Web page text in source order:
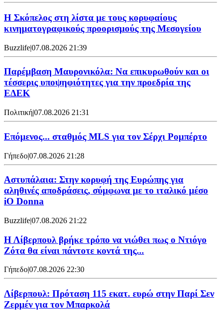
Η Σκόπελος στη λίστα με τους κορυφαίους
κινηματογραφικούς προορισμούς της Μεσογείου
Buzzlife|07.08.2026 21:39
Παρέμβαση Μαυρονικόλα: Να επικυρωθούν και οι
τέσσερις υποψηφιότητες για την προεδρία της
ΕΔΕΚ
Πολιτική|07.08.2026 21:31
Επόμενος... σταθμός MLS για τον Σέρχι Ρομπέρτο
Γήπεδο|07.08.2026 21:28
Αστυπάλαια: Στην κορυφή της Ευρώπης για
αληθινές αποδράσεις, σύμφωνα με το ιταλικό μέσο
iO Donna
Buzzlife|07.08.2026 21:22
Η Λίβερπουλ βρήκε τρόπο να νιώθει πως ο Ντιόγο
Ζότα θα είναι πάντοτε κοντά της...
Γήπεδο|07.08.2026 22:30
Λίβερπουλ: Πρόταση 115 εκατ. ευρώ στην Παρί Σεν
Ζερμέν για τον Μπαρκολά